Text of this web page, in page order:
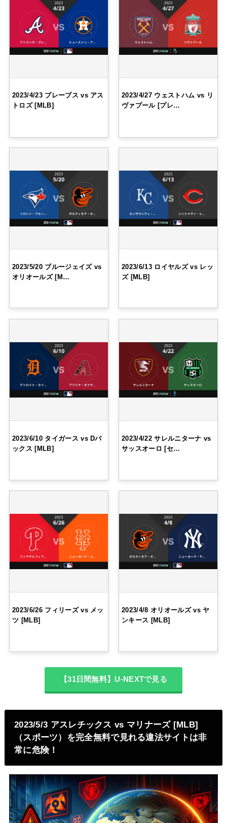
2023/4/23 ブレーブス vs アス
トロズ [MLB]
2023/4/27 ウェストハム vs リ
ヴァプール [プレ…
2023/5/20 ブルージェイズ vs
オリオールズ [M…
2023/6/13 ロイヤルズ vs レッ
ズ [MLB]
2023/6/10 タイガース vs Dバ
ックス [MLB]
2023/4/22 サレルニターナ vs
サッスオーロ [セ…
2023/6/26 フィリーズ vs メッ
ツ [MLB]
2023/4/8 オリオールズ vs ヤ
ンキース [MLB]
【31日間無料】U-NEXTで見る
2023/5/3 アスレチックス vs マリナーズ [MLB]
（スポーツ）を完全無料で見れる違法サイトは非
常に危険！